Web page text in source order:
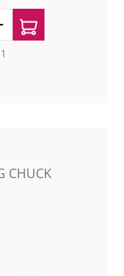
CHUCK